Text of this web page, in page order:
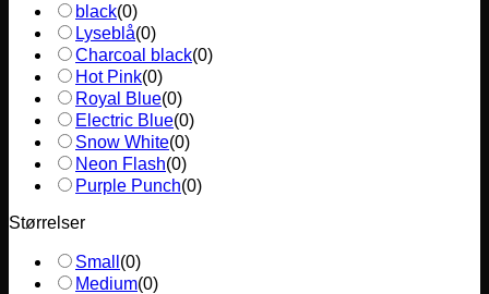
black(0)
Lyseblå(0)
Charcoal black(0)
Hot Pink(0)
Royal Blue(0)
Electric Blue(0)
Snow White(0)
Neon Flash(0)
Purple Punch(0)
Størrelser
Small (0)
Medium(0)